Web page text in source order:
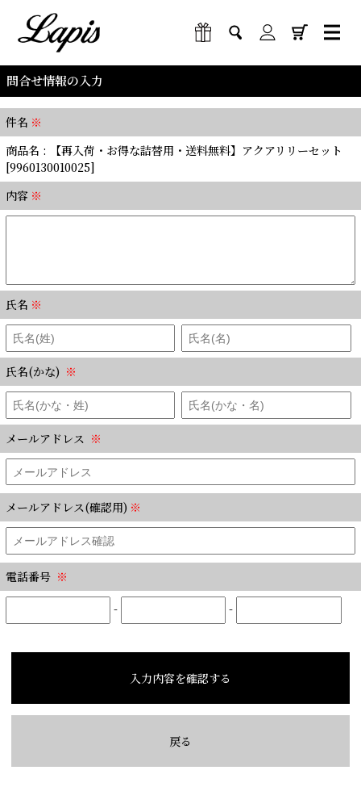
問合せ情報の入力
件名 ※
商品名 : 【再入荷・お得な詰替用・送料無料】アクアリリーセット
[9960130010025]
内容 ※
氏名 ※
氏名(かな) ※
メールアドレス ※
メールアドレス(確認用) ※
電話番号 ※
-
-
入力内容を確認する
戻る